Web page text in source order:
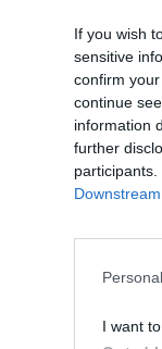
If you wish
sensitive
confirm
continue
information
further
I want